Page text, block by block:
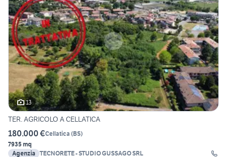
13
TER. AGRICOLO A CELLATICA
180.000 €Cellatica (BS)
7935 mq
Agenzia TECNORETE - STUDIO GUSSAGO SRL